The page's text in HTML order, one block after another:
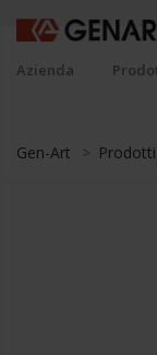
Azienda
Gen-Art > Prodotti